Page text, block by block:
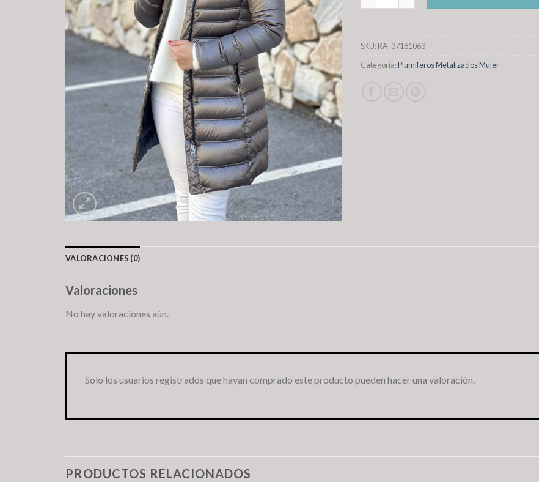
SKU:RA-37181063
Categoría:Plumiferos Metalizados Mujer
VALORACIONES (0)
Valoraciones
No hay valoraciones aún.
Solo los usuarios registrados que hayan comprado este producto pueden hacer una valoración.
PRODUCTOS RELACIONADOS